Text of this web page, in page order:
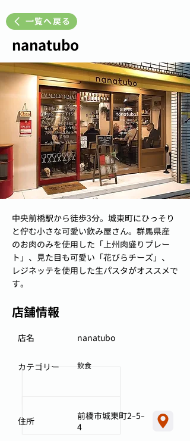
一覧へ戻る
nanatubo
中央前橋駅から徒歩3分。城東町にひっそり
と佇む小さな可愛い飲み屋さん。群馬県産
のお肉のみを使用した「上州肉盛りプレー
ト」、見た目も可愛い「花びらチーズ」、
レジネッテを使用した生パスタがオススメで
す。
店舗情報
nanatubo
店名
飲食
カテゴリー
前橋市城東町2-5-
4
住所